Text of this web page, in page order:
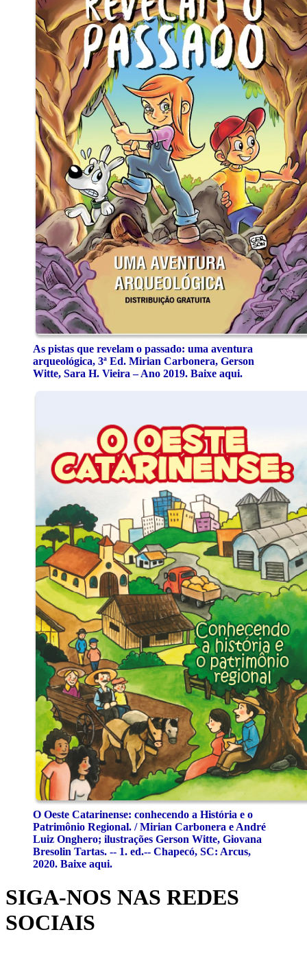
As pistas que revelam o passado: uma aventura
arqueológica, 3ª Ed. Mirian Carbonera, Gerson
Witte, Sara H. Vieira – Ano 2019. Baixe aqui.
O Oeste Catarinense: conhecendo a História e o
Patrimônio Regional. / Mirian Carbonera e André
Luiz Onghero; ilustrações Gerson Witte, Giovana
Bresolin Tartas. -- 1. ed.-- Chapecó, SC: Arcus,
2020. Baixe aqui.
SIGA-NOS NAS REDES
SOCIAIS